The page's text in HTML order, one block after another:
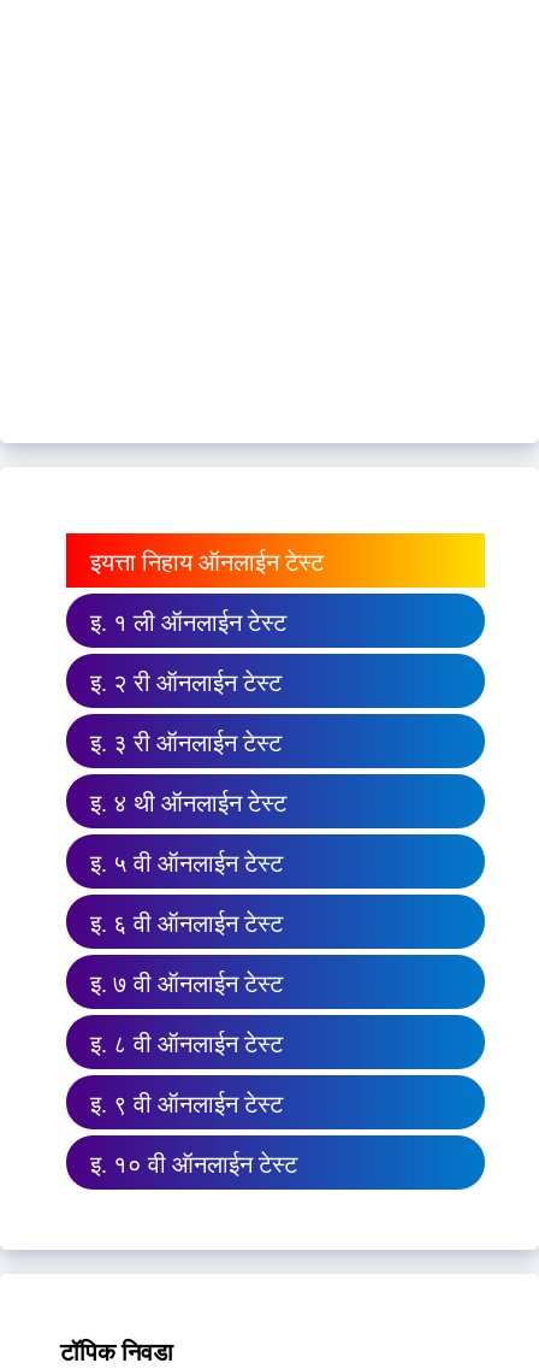
इयत्ता निहाय ऑनलाईन टेस्ट
इ. १ ली ऑनलाईन टेस्ट
इ. २ री ऑनलाईन टेस्ट
इ. ३ री ऑनलाईन टेस्ट
इ. ४ थी ऑनलाईन टेस्ट
इ. ५ वी ऑनलाईन टेस्ट
इ. ६ वी ऑनलाईन टेस्ट
इ. ७ वी ऑनलाईन टेस्ट
इ. ८ वी ऑनलाईन टेस्ट
इ. ९ वी ऑनलाईन टेस्ट
इ. १० वी ऑनलाईन टेस्ट
टॉपिक निवडा